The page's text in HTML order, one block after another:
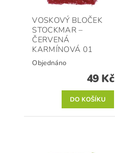
VOSKOVÝ BLOČEK
STOCKMAR –
ČERVENÁ
KARMÍNOVÁ 01
Objednáno
49 Kč